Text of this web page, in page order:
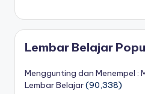
Lembar Belajar
Menggunting dan Menempel :
Lembar Belajar(90,338)